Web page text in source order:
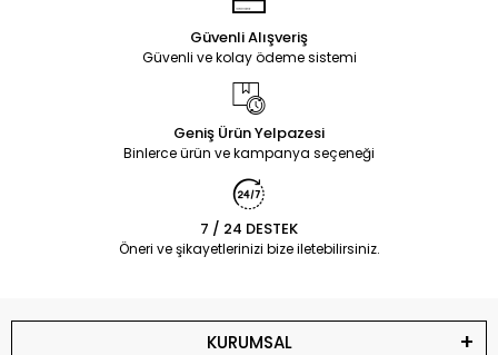
Güvenli Alışveriş
Güvenli ve kolay ödeme sistemi
Geniş Ürün Yelpazesi
Binlerce ürün ve kampanya seçeneği
7 / 24 DESTEK
Öneri ve şikayetlerinizi bize iletebilirsiniz.
KURUMSAL